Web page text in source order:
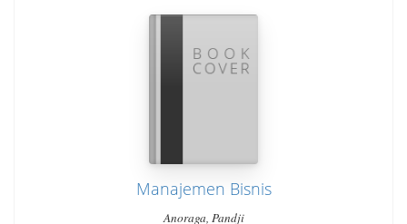
Manajemen Bisnis
Anoraga, Pandji